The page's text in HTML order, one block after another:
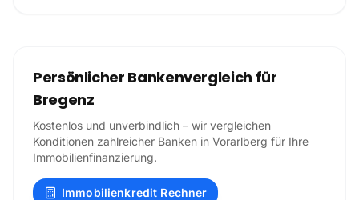
Persönlicher Bankenvergleich für
Bregenz
Kostenlos und unverbindlich – wir vergleichen
Konditionen zahlreicher Banken in Vorarlberg für Ihre
Immobilienfinanzierung.
Immobilienkredit Rechner